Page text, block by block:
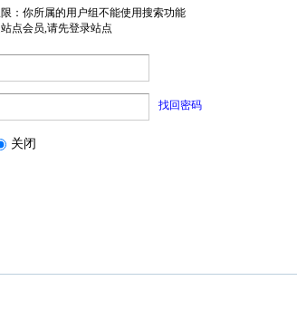
：你所属的用户组不能使用搜索功能
点会员,请先登录站点
找回密码
关闭